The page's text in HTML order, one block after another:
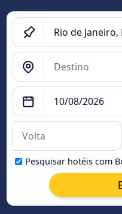
Pesquisar hotéis com